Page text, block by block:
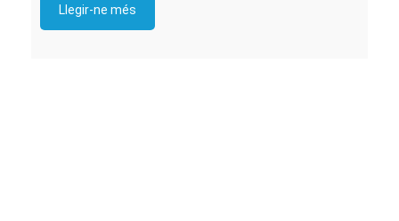
Llegir-ne més